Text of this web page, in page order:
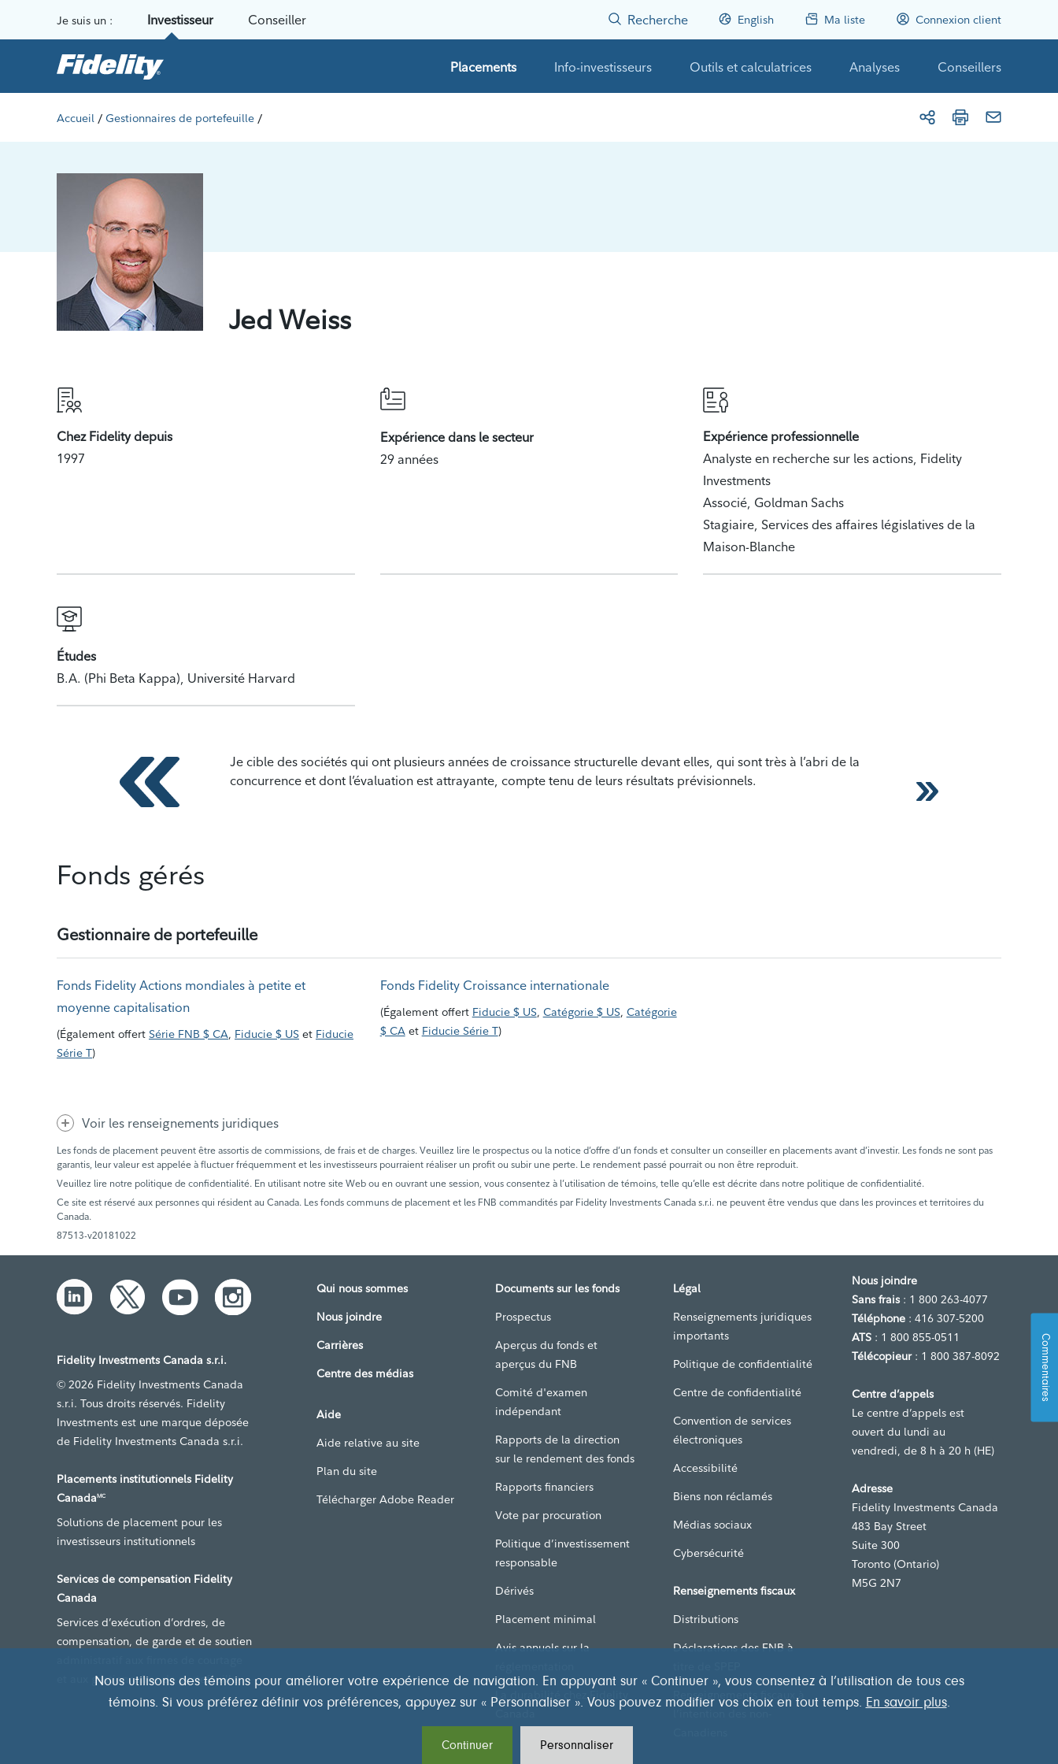
Je suis un : Investisseur Conseiller Recherche English Ma liste Connexion client
Placements Info-investisseurs Outils et calculatrices Analyses Conseillers
Accueil / Gestionnaires de portefeuille /
Jed Weiss
Chez Fidelity depuis
1997
Expérience dans le secteur
29 années
Expérience professionnelle
Analyste en recherche sur les actions, Fidelity
Investments
Associé, Goldman Sachs
Stagiaire, Services des affaires législatives de la
Maison-Blanche
Études
B.A. (Phi Beta Kappa), Université Harvard
Je cible des sociétés qui ont plusieurs années de croissance structurelle devant elles, qui sont très à l’abri de la
concurrence et dont l’évaluation est attrayante, compte tenu de leurs résultats prévisionnels.
Fonds gérés
Gestionnaire de portefeuille
Fonds Fidelity Actions mondiales à petite et
moyenne capitalisation
(Également offert Série FNB $ CA, Fiducie $ US et Fiducie
Série T)
Fonds Fidelity Croissance internationale
(Également offert Fiducie $ US, Catégorie $ US, Catégorie
$ CAet Fiducie Série T)
Voir les renseignements juridiques
Les fonds de placement peuvent être assortis de commissions, de frais et de charges. Veuillez lire le prospectus ou la notice d’offre d’un fonds et consulter un conseiller en placements avant d’investir. Les fonds ne sont pas
garantis, leur valeur est appelée à fluctuer fréquemment et les investisseurs pourraient réaliser un profit ou subir une perte. Le rendement passé pourrait ou non être reproduit.
Veuillez lire notre politique de confidentialité. En utilisant notre site Web ou en ouvrant une session, vous consentez à l’utilisation de témoins, telle qu’elle est décrite dans notre politique de confidentialité.
Ce site est réservé aux personnes qui résident au Canada. Les fonds communs de placement et les FNB commandités par Fidelity Investments Canada s.r.i. ne peuvent être vendus que dans les provinces et territoires du
Canada.
87513-v20181022
Fidelity Investments Canada s.r.i.
© 2026 Fidelity Investments Canada
s.r.i. Tous droits réservés. Fidelity
Investments est une marque déposée
de Fidelity Investments Canada s.r.i.
Placements institutionnels Fidelity
CanadaMC
Solutions de placement pour les
investisseurs institutionnels
Services de compensation Fidelity
Canada
Services d’exécution d’ordres, de
compensation, de garde et de soutien
et aux gestionnaires de portefeuille
Qui nous sommes
Nous joindre
Carrières
Centre des médias
Aide
Aide relative au site
Plan du site
Télécharger Adobe Reader
Documents sur les fonds
Prospectus
Aperçus du fonds et
aperçus du FNB
Comité d'examen
indépendant
Rapports de la direction
sur le rendement des fonds
Rapports financiers
Vote par procuration
Politique d’investissement
responsable
Dérivés
Placement minimal
Avis annuels sur la
La durabilité chez Fidelity
Légal
Renseignements juridiques
importants
Politique de confidentialité
Centre de confidentialité
Convention de services
électroniques
Accessibilité
Biens non réclamés
Médias sociaux
Cybersécurité
Renseignements fiscaux
Distributions
Déclarations des FNB à
Renseignements fiscaux à
Nous joindre
Sans frais: 1 800 263-4077
Téléphone : 416 307-5200
ATS : 1 800 855-0511
Télécopieur: 1 800 387-8092
Centre d’appels
Le centre d’appels est
ouvert du lundi au
vendredi, de 8 h à 20 h (HE)
Adresse
Fidelity Investments Canada
483 Bay Street
Suite 300
Toronto (Ontario)
M5G 2N7
Nous utilisons des témoins pour améliorer votre expérience de navigation. En appuyant sur « Continuer », vous consentez à l’utilisation de tous ces
témoins. Si vous préférez définir vos préférences, appuyez sur « Personnaliser ». Vous pouvez modifier vos choix en tout temps. En savoir plus.
Continuer Personnaliser
Commentaires